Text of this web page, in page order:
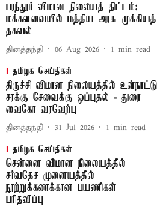
பரந்தூர் விமான நிலையத் திட்டம்:
மக்களவையில் மத்திய அரசு முக்கியத்
தகவல்
தினத்தந்தி 06 Aug 2026 1 min read
தமிழக செய்திகள்
திருச்சி விமான நிலையத்தில் உள்நாட்டு
சரக்கு சேவைக்கு ஒப்புதல் - துரை
வைகோ வரவேற்பு
தினத்தந்தி 31 Jul 2026 1 min read
தமிழக செய்திகள்
சென்னை விமான நிலையத்தில்
சர்வதேச முனையத்தில்
நூற்றுக்கணக்கான பயணிகள்
பரிதவிப்பு